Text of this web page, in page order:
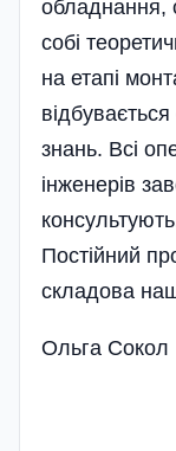
обладнання,
собі
на етапі
знань. Всі
інженерів
Постійний
складова
Ольга Сокол